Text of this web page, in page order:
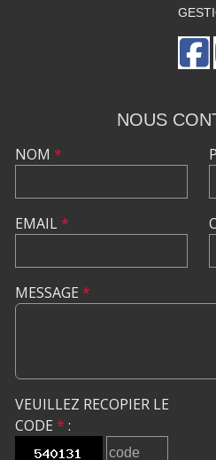
NOUS
NOM *
EMAIL*
MESSAGE *
VEUILLEZ RECOPIER LE
CODE * :